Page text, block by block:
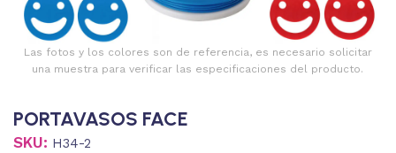
Las fotos y los colores son de referencia, es necesario solicitar
una muestra para verificar las especificaciones del producto.
PORTAVASOS FACE
SKU: H34-2